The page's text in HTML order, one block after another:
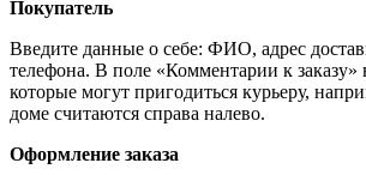
Покупатель
Введите данные о себе: ФИО, адрес
телефона. В поле «Комментарии к заказу»
которые могут пригодиться курьеру,
доме считаются справа налево.
Оформление заказа